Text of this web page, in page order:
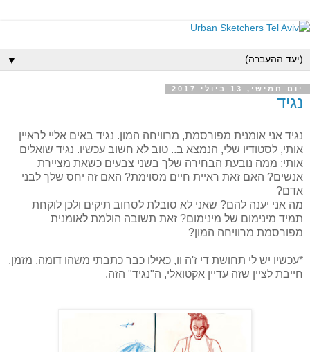
▼
יום חמישי, 13 ביולי 2017
נגיד
נגיד אני אומנית מפורסמת, מרוויחה המון. נגיד באים אליי לראיין
אותי, לסטודיו שלי, הנמצא ב.. טוב לא חשוב עכשיו. נגיד שואלים
אותי: ממה נובעת הבחירה שלך בשני צבעים כשאת מציירת
אנשים? האם זאת ראיית חיים מסוימת? האם זה יחס שלך לבני
אדם?
מה אני יענה להם? שאני לא סובלת לסחוב תיקים ולכן לוקחת
תמיד מינימום של מינימום? זאת תשובה הולמת לאומנית
מפורסמת מרוויחה המון?
*עכשיו יש לי תחושת די ז'ה וו, כאילו כבר כתבתי משהו דומה, מזמן.
חייבת לציין שזה עדיין אקטואלי, ה"נגיד" הזה.